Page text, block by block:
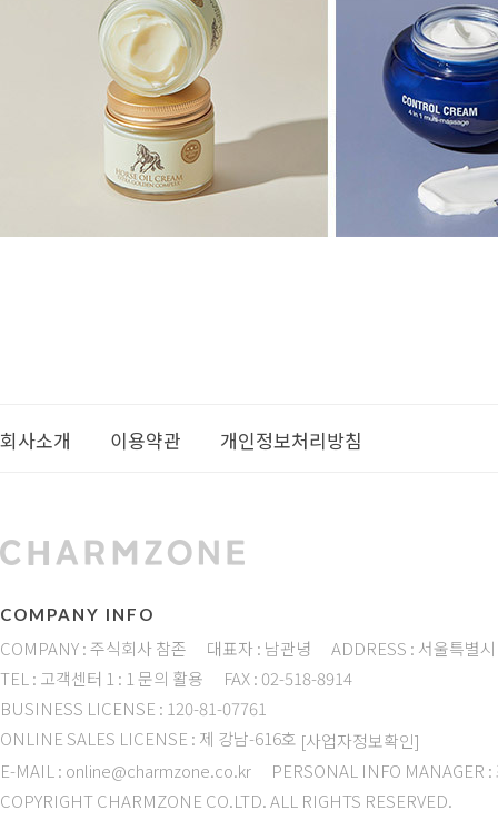
회사소개 이용약관 개인정보처리방침
COMPANY INFO
COMPANY : 주식회사 참존 대표자 : 남관녕
ADDRESS : 서울특별
TEL : 고객센터 1 : 1 문의 활용
FAX : 02-518-8914
BUSINESS LICENSE : 120-81-07761
ONLINE SALES LICENSE : 제 강남-616호 [사업자정보확인]
E-MAIL : online@charmzone.co.kr
PERSONAL INFO MANAGER :
COPYRIGHT CHARMZONE CO.LTD. ALL RIGHTS RESERVED.